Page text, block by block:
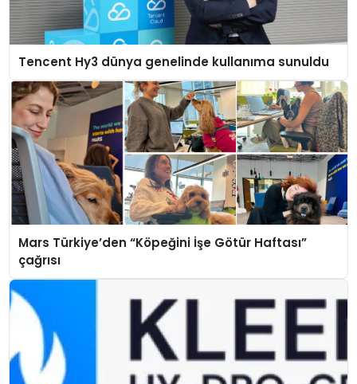
Tencent Hy3 dünya genelinde kullanıma sunuldu
Mars Türkiye’den “Köpeğini İşe Götür Haftası”
çağrısı